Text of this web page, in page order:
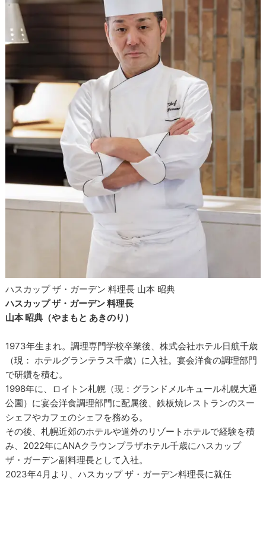
ハスカップ ザ・ガーデン 料理長 山本 昭典
ハスカップ ザ・ガーデン 料理長
山本 昭典（やまもと あきのり）
1973年生まれ。調理専門学校卒業後、株式会社ホテル日航千歳
（現： ホテルグランテラス千歳）に入社。宴会洋食の調理部門
で研鑽を積む。
1998年に、ロイトン札幌（現：グランドメルキュール札幌大通
公園）に宴会洋食調理部門に配属後、鉄板焼レストランのスー
シェフやカフェのシェフを務める。
その後、札幌近郊のホテルや道外のリゾートホテルで経験を積
み、2022年にANAクラウンプラザホテル千歳にハスカップ
ザ・ガーデン副料理長として入社。
2023年4月より、ハスカップ ザ・ガーデン料理長に就任